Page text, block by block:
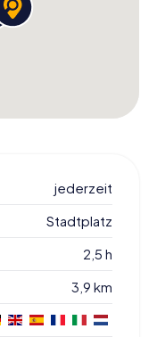
jederzeit
Stadtplatz
2,5 h
3,9 km